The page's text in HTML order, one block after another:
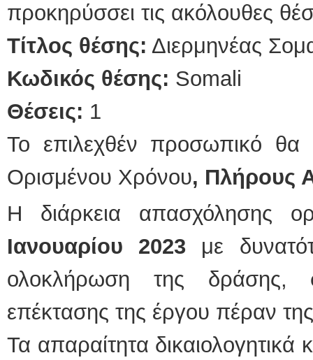
προκηρύσσει τις ακόλουθες
Τίτλος θέσης: Διερμηνέας
Κωδικός θέσης: Somali
Θέσεις: 1
Το επιλεχθέν προσωπικό
Ορισμένου Χρόνου, Πλήρους
Η διάρκεια απασχόλησης
Ιανουαρίου 2023 με
ολοκλήρωση της δράσης,
επέκτασης της έργου πέραν
Τα απαραίτητα